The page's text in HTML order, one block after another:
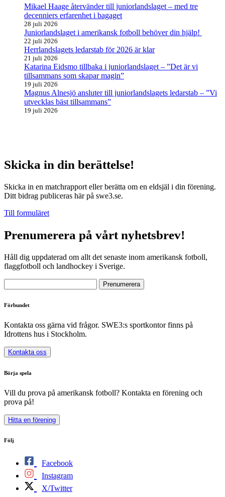
Mikael Haage återvänder till juniorlandslaget – med tre
decenniers erfarenhet i bagaget
28 juli 2026
Juniorlandslaget i amerikansk fotboll behöver din hjälp!
22 juli 2026
Herrlandslagets ledarstab för 2026 är klar
21 juli 2026
Katarina Eidsmo tillbaka i juniorlandslaget – ”Det är vi
tillsammans som skapar magin”
19 juli 2026
Magnus Alnesjö ansluter till juniorlandslagets ledarstab – ”Vi
utvecklas bäst tillsammans”
19 juli 2026
Skicka in din berättelse!
Skicka in en matchrapport eller berätta om en eldsjäl i din förening.
Ditt bidrag publiceras här på swe3.se.
Till formuläret
Prenumerera på vårt nyhetsbrev!
Håll dig uppdaterad om allt det senaste inom amerikansk fotboll,
flaggfotboll och landhockey i Sverige.
Förbundet
Kontakta oss gärna vid frågor. SWE3:s sportkontor finns på
Idrottens hus i Stockholm.
Kontakta oss
Börja spela
Vill du prova på amerikansk fotboll? Kontakta en förening och
prova på!
Hitta en förening
Följ
Facebook
Instagram
X/Twitter